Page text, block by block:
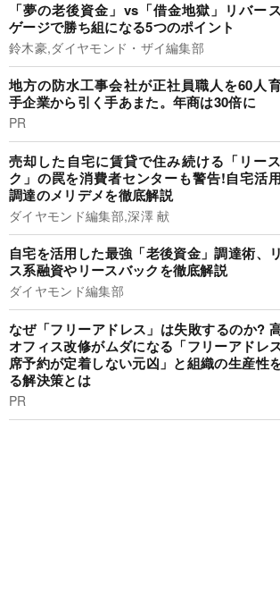
「夢の老後資金」vs「借金地獄」リバー
ゲージで勝ち組になる5つのポイント
鈴木豪,ダイヤモンド・ザイ編集部
地方の防水工事会社が正社員職人を60人
手企業から引く手あまた。年商は30倍に
PR
売却した自宅に賃貸で住み続ける「リー
ク」の罠を消費者センターも警告!自宅活
調達のメリデメを徹底解説
ダイヤモンド編集部,深澤 献
自宅を活用した最強「老後資金」調達術、
ス系融資やリースバックを徹底解説
ダイヤモンド編集部
なぜ「フリーアドレス」は失敗するのか?
オフィス改修がムダになる「フリーアドレ
席予約が定着しない元凶」と組織の生産性
る解決策とは
PR